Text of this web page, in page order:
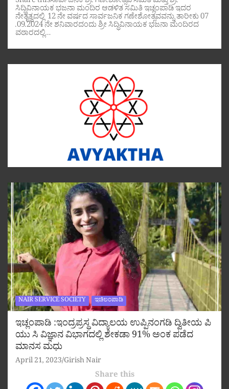
ಸಿದ್ಧಿವಿನಾಯಕ ಭಜನಾ ಮಂದಿರ ಆಡಳಿತ ಸಮಿತಿ ಇಚ್ಲಂಪಾಡಿ ಇದರ
ನೇತೃತ್ವದಲ್ಲಿ 12 ನೇ ವರ್ಷದ ಸಾರ್ವಜನಿಕ ಗಣೇಶೋತ್ಸವವನ್ನು ತಾರೀಕು 07
.09.2024 ನೇ ಶನಿವಾರದಂದು ಶ್ರೀ ಸಿದ್ಧಿವಿನಾಯಕ ಭಜನಾ ಮಂದಿರದ
ವಠಾರದಲ್ಲಿ…
NAIR SERVICE SOCIETY ಇಚಿಲಂಪಾಡಿ
ಇಚ್ಲಂಪಾಡಿ :ಇಂದ್ರಪ್ರಸ್ಥ ವಿದ್ಯಾಲಯ ಉಪ್ಪಿನಂಗಡಿ ದ್ವಿತೀಯ ಪಿ
ಯು ಸಿ ವಿಜ್ಞಾನ ವಿಭಾಗದಲ್ಲಿ ಶೇಕಡಾ 91% ಅಂಕ ಪಡೆದ
ಮಾನಸ ಮಧು
April 21, 2023 Girish Nair
Share this